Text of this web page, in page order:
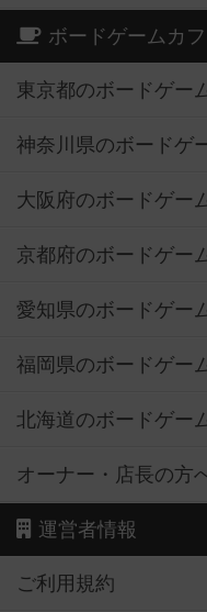
ボードゲームカ
東京都のボードゲー
神奈川県のボードゲ
大阪府のボードゲー
京都府のボードゲー
愛知県のボードゲー
福岡県のボードゲー
北海道のボードゲー
オーナー・店長の方
運営者情報
ご利用規約